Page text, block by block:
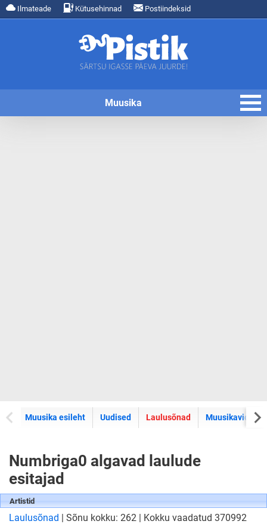
Ilmateade Kütusehinnad Postiindeksid
Muusika
Muusika esileht Uudised Laulusõnad Muusikavideod
Numbriga0 algavad laulude
esitajad
Artistid
Laulusõnad | Sõnu kokku: 262 | Kokku vaadatud 370992